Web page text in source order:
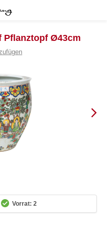
Pflanztopf Ø43cm
Vorrat: 2